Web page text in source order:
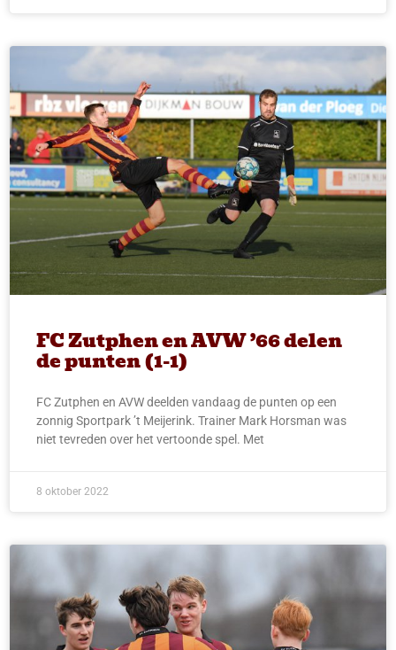
FC Zutphen en AVW ’66 delen
de punten (1-1)
FC Zutphen en AVW deelden vandaag de punten op een
zonnig Sportpark ’t Meijerink. Trainer Mark Horsman was
niet tevreden over het vertoonde spel. Met
8 oktober 2022